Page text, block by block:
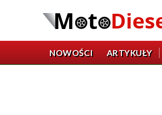
NOWOŚCI ARTYKUŁY